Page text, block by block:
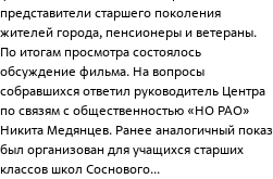
представители старшего поколения
жителей города, пенсионеры и ветераны.
По итогам просмотра состоялось
обсуждение фильма. На вопросы
собравшихся ответил руководитель Центра
по связям с общественностью «НО РАО»
Никита Медянцев. Ранее аналогичный показ
был организован для учащихся старших
классов школ Соснового...